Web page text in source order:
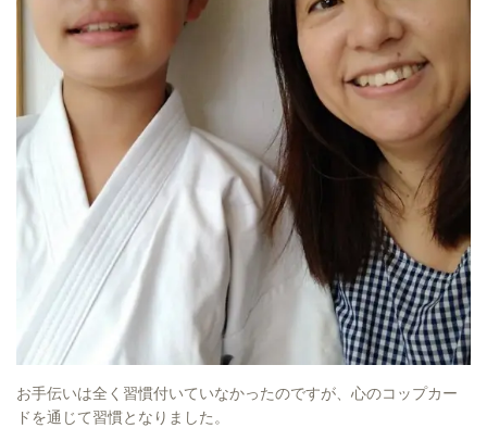
お手伝いは全く習慣付いていなかったのですが、心のコップカー
ドを通じて習慣となりました。